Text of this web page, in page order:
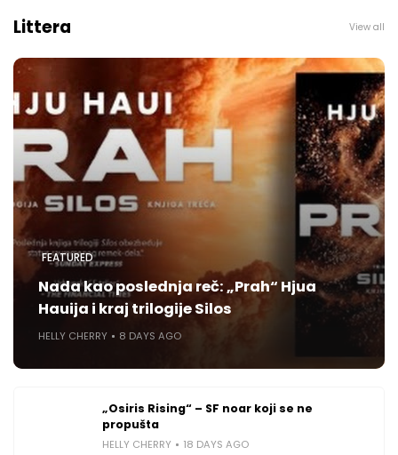
Littera View all
FEATURED
Nada kao poslednja reč: „Prah“ Hjua
Hauija i kraj trilogije Silos
HELLY CHERRY 8 DAYS AGO
„Osiris Rising“ – SF noar koji se ne
propušta
HELLY CHERRY 18 DAYS AGO